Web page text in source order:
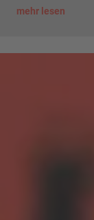
mehr lesen